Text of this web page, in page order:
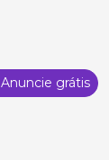
Anuncie grátis